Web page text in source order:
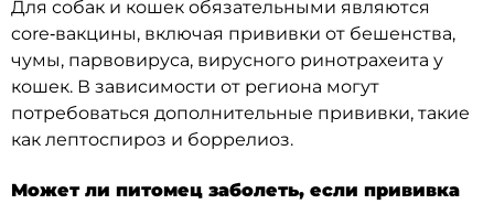
Для собак и кошек обязательными являются
core‑вакцины, включая прививки от бешенства,
чумы, парвовируса, вирусного ринотрахеита у
кошек. В зависимости от региона могут
потребоваться дополнительные прививки, такие
как лептоспироз и боррелиоз.
Может ли питомец заболеть, если прививка